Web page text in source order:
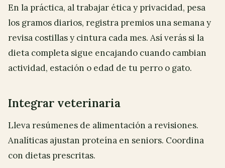
En la práctica, al trabajar ética y privacidad, pesa
los gramos diarios, registra premios una semana y
revisa costillas y cintura cada mes. Así verás si la
dieta completa sigue encajando cuando cambian
actividad, estación o edad de tu perro o gato.
Integrar veterinaria
Lleva resúmenes de alimentación a revisiones.
Analíticas ajustan proteína en seniors. Coordina
con dietas prescritas.